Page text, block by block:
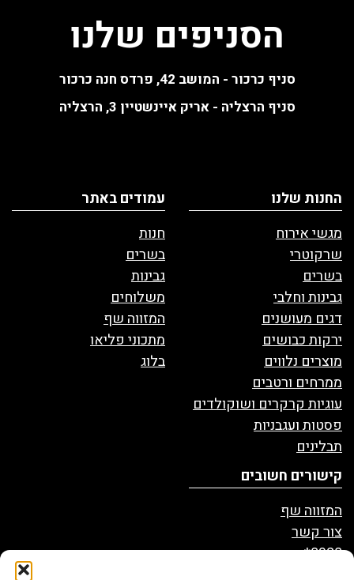
הסניפים שלנו
סניף כרכור - המושב 42, פרדס חנה כרכור
סניף הרצליה - אריק איינשטיין 3, הרצליה
החנות שלנו
מגשי אירוח
שרקוטרי
בשרים
גבינות וחלבי
דגים מעושנים
ירקות כבושים
מוצרים נלווים
ממרחים ורטבים
עוגיות קרקרים ושוקולדים
פסטות ועגבניות
תבלינים
עמודים באתר
חנות
בשרים
גבינות
משלוחים
המזווה שף
מתכוני פליאו
בלוג
קישורים חשובים
המזווה שף
צור קשר
8328*